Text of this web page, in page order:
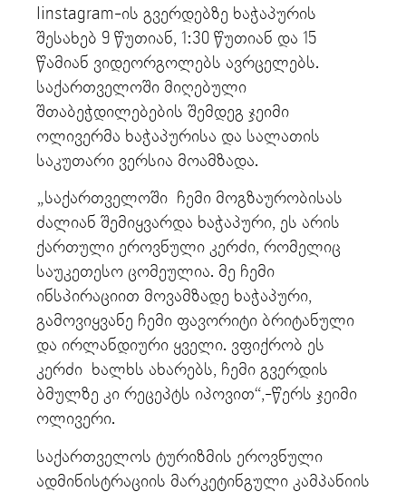
Iinstagram-ის გვერდებზე ხაჭაპურის
შესახებ 9 წუთიან, 1:30 წუთიან და 15
წამიან ვიდეორგოლებს ავრცელებს.
საქართველოში მიღებული
შთაბეჭდილებების შემდეგ ჯეიმი
ოლივერმა ხაჭაპურისა და სალათის
საკუთარი ვერსია მოამზადა.
„საქართველოში ჩემი მოგზაურობისას
ძალიან შემიყვარდა ხაჭაპური, ეს არის
ქართული ეროვნული კერძი, რომელიც
საუკეთესო ცომეულია. მე ჩემი
ინსპირაციით მოვამზადე ხაჭაპური,
გამოვიყვანე ჩემი ფავორიტი ბრიტანული
და ირლანდიური ყველი. ვფიქრობ ეს
კერძი ხალხს ახარებს, ჩემი გვერდის
ბმულზე კი რეცეპტს იპოვით“,-წერს ჯეიმი
ოლივერი.
საქართველოს ტურიზმის ეროვნული
ადმინისტრაციის მარკეტინგული კამპანიის